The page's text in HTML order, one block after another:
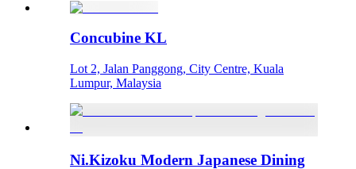
Concubine KL
Lot 2, Jalan Panggong, City Centre, Kuala
Lumpur, Malaysia
Ni.Kizoku Modern Japanese Dining